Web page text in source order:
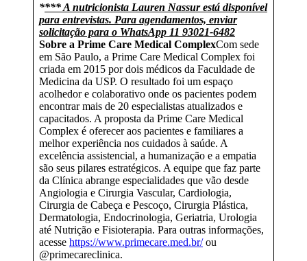
**** A nutricionista Lauren Nassur está disponível
para entrevistas. Para agendamentos, enviar
solicitação para o WhatsApp 11 93021-6482
Sobre a Prime Care Medical ComplexCom sede
em São Paulo, a Prime Care Medical Complex foi
criada em 2015 por dois médicos da Faculdade de
Medicina da USP. O resultado foi um espaço
acolhedor e colaborativo onde os pacientes podem
encontrar mais de 20 especialistas atualizados e
capacitados. A proposta da Prime Care Medical
Complex é oferecer aos pacientes e familiares a
melhor experiência nos cuidados à saúde. A
excelência assistencial, a humanização e a empatia
são seus pilares estratégicos. A equipe que faz parte
da Clínica abrange especialidades que vão desde
Angiologia e Cirurgia Vascular, Cardiologia,
Cirurgia de Cabeça e Pescoço, Cirurgia Plástica,
Dermatologia, Endocrinologia, Geriatria, Urologia
até Nutrição e Fisioterapia. Para outras informações,
acesse https://www.primecare.med.br/ou
@primecareclinica.